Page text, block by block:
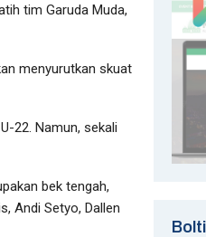
tim Garuda Muda,
menyurutkan skuat
22. Namun, sekali
bek tengah,
Andi Setyo, Dallen